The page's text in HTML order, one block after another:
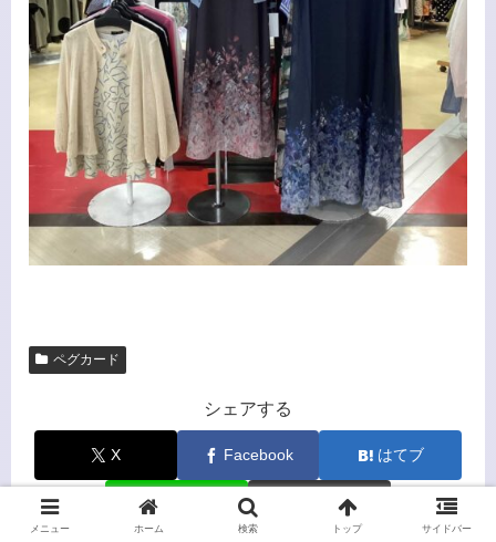
ペグカード
シェアする
X Facebook はてブ
コピー
メニュー ホーム 検索 トップ サイドバー